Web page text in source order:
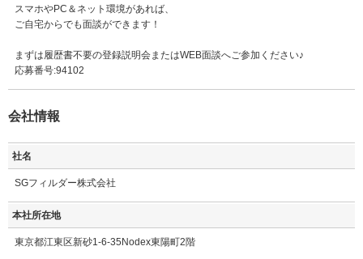
スマホやPC＆ネット環境があれば、
ご自宅からでも面談ができます！
まずは履歴書不要の登録説明会またはWEB面談へご参加ください♪
応募番号:94102
会社情報
社名
SGフィルダー株式会社
本社所在地
東京都江東区新砂1-6-35Nodex東陽町2階